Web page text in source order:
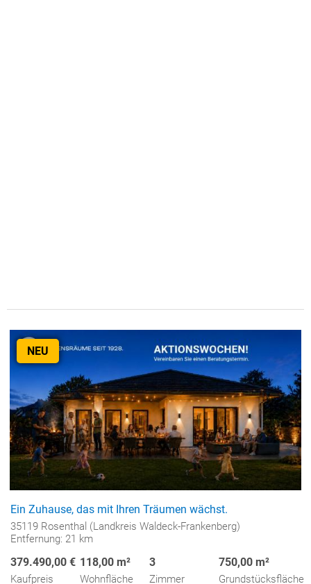
NEU
Ein Zuhause, das mit Ihren Träumen wächst.
35119 Rosenthal (Landkreis Waldeck-Frankenberg)
Entfernung: 21 km
379.490,00 €
Kaufpreis
118,00 m²
Wohnfläche
3
Zimmer
750,00 m²
Grundstücksfläche